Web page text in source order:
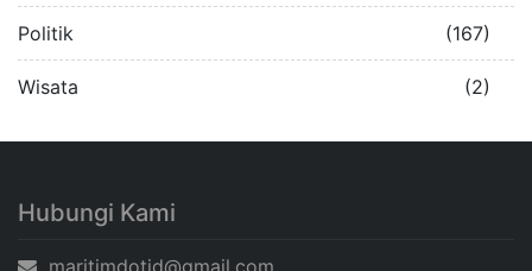
Politik (167)
Wisata (2)
Hubungi Kami
maritimdotid@gmail.com